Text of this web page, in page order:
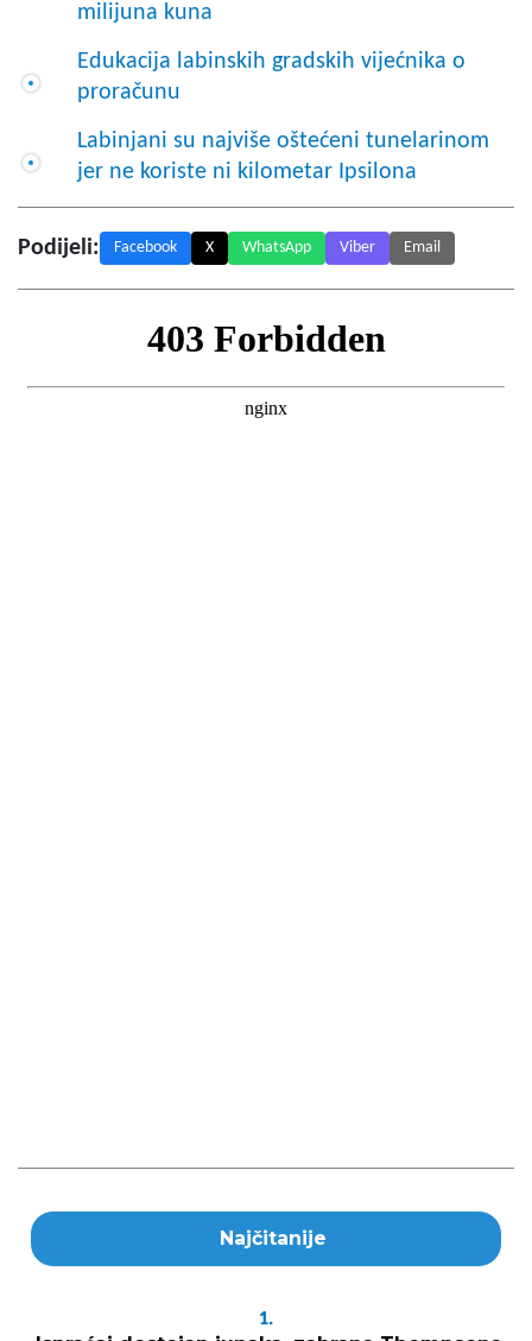
milijuna kuna
Edukacija labinskih gradskih vijećnika o
proračunu
Labinjani su najviše oštećeni tunelarinom
jer ne koriste ni kilometar Ipsilona
Podijeli: Facebook X WhatsApp Viber Email
Najčitanije
1.